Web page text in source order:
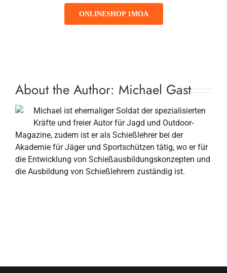
ONLINESHOP 1MOA
About the Author: Michael Gast
Michael ist ehemaliger Soldat der spezialisierten
Kräfte und freier Autor für Jagd und Outdoor-
Magazine, zudem ist er als Schießlehrer bei der
Akademie für Jäger und Sportschützen tätig, wo er für
die Entwicklung von Schießausbildungskonzepten und
die Ausbildung von Schießlehrern zuständig ist.